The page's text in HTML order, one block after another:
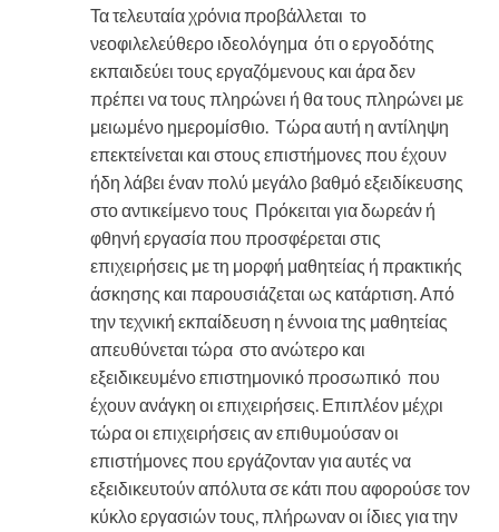
Τα τελευταία χρόνια προβάλλεται το
νεοφιλελεύθερο ιδεολόγημα ότι ο εργοδότης
εκπαιδεύει τους εργαζόμενους και άρα δεν
πρέπει να τους πληρώνει ή θα τους πληρώνει με
μειωμένο ημερομίσθιο. Τώρα αυτή η αντίληψη
επεκτείνεται και στους επιστήμονες που έχουν
ήδη λάβει έναν πολύ μεγάλο βαθμό εξειδίκευσης
στο αντικείμενο τους Πρόκειται για δωρεάν ή
φθηνή εργασία που προσφέρεται στις
επιχειρήσεις με τη μορφή μαθητείας ή πρακτικής
άσκησης και παρουσιάζεται ως κατάρτιση. Από
την τεχνική εκπαίδευση η έννοια της μαθητείας
απευθύνεται τώρα στο ανώτερο και
εξειδικευμένο επιστημονικό προσωπικό που
έχουν ανάγκη οι επιχειρήσεις. Επιπλέον μέχρι
τώρα οι επιχειρήσεις αν επιθυμούσαν οι
επιστήμονες που εργάζονταν για αυτές να
εξειδικευτούν απόλυτα σε κάτι που αφορούσε τον
κύκλο εργασιών τους, πλήρωναν οι ίδιες για την